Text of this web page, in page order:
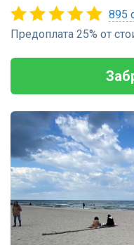
895
Предоплата 25% от